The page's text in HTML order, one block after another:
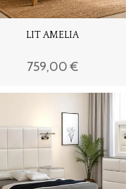
LIT AMELIA
759,00 €